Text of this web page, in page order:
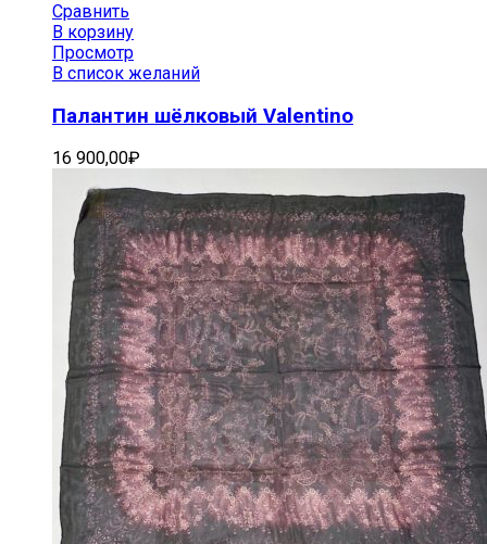
Сравнить
В корзину
Просмотр
В список желаний
Палантин шёлковый Valentino
16 900,00₽